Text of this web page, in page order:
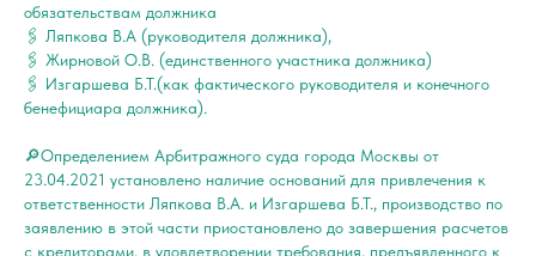
обязательствам должника
🖇 Ляпкова В.А (руководителя должника),
🖇 Жирновой О.В. (единственного участника должника)
🖇 Изгаршева Б.Т.(как фактического руководителя и конечного
бенефициара должника).
🔎Определением Арбитражного суда города Москвы от
23.04.2021 установлено наличие оснований для привлечения к
ответственности Ляпкова В.А. и Изгаршева Б.Т., производство по
заявлению в этой части приостановлено до завершения расчетов
с кредиторами, в удовлетворении требования, предъявленного к